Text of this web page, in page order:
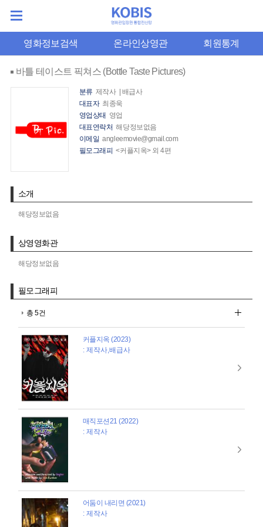
영화정보검색 온라인상영관 회원통계
바틀 테이스트 픽쳐스 (Bottle Taste Pictures)
분류 제작사 | 배급사
대표자 최종욱
영업상태 영업
대표연락처 해당정보없음
이메일 angleemovie@gmail.com
필모그래피 <커플지옥> 외 4편
소개
해당정보없음
상영영화관
해당정보없음
필모그래피
총 5건
커플지옥 (2023)
: 제작사,배급사
매직포션21 (2022)
: 제작사
어둠이 내리면 (2021)
: 제작사